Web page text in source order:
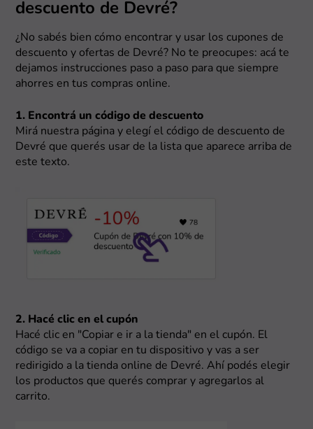
descuento de Devré?
¿No sabés bien cómo encontrar y usar los cupones de
descuento y ofertas de Devré? No te preocupes: acá te
dejamos instrucciones paso a paso para que siempre
ahorres en tus compras online.
1. Encontrá un código de descuento
Mirá nuestra página y elegí el código de descuento de
Devré que querés usar de la lista que aparece arriba de
este texto.
2. Hacé clic en el cupón
Hacé clic en "Copiar e ir a la tienda" en el cupón. El
código se va a copiar en tu dispositivo y vas a ser
redirigido a la tienda online de Devré. Ahí podés elegir
los productos que querés comprar y agregarlos al
carrito.